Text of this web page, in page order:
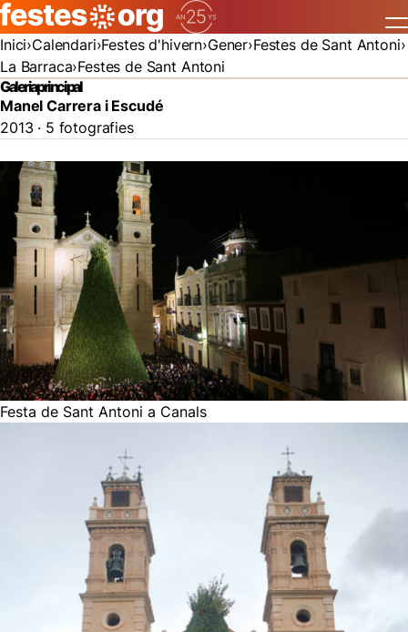
Inici Calendari Festes d'hivern Gener Festes de Sant Antoni
La Barraca Festes de Sant Antoni
Galeria principal
Manel Carrera i Escudé
2013 · 5 fotografies
Festa de Sant Antoni a Canals